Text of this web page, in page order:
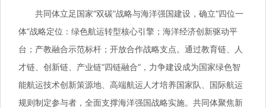
共同体立足国家“双碳”战略与海洋强国建设，确立“四位一
体”战略定位：绿色航运转型核心引擎；海洋经济创新驱动平
台；产教融合示范标杆；开放合作战略支点。通过教育链、人
才链、创新链、产业链“四链融合”，力争建设成为国家绿色智
能航运技术创新策源地、高端航运人才培养国家队、国际航运
规则制定参与者，全面支撑海洋强国战略实施。共同体聚焦新